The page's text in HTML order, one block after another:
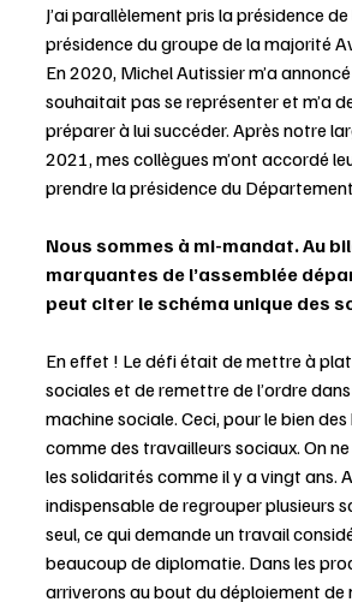
J’ai parallèlement pris la présidence
présidence du groupe de la majorité
En 2020, Michel Autissier m’a annoncé
souhaitait pas se représenter et m’a
préparer à lui succéder. Après notre
2021, mes collègues m’ont accordé
prendre la présidence du
Nous sommes à mi-mandat. Au
marquantes de l’assemblée
peut citer le schéma unique des
En effet ! Le défi était de mettre à
sociales et de remettre de l’ordre
machine sociale. Ceci, pour le bien
comme des travailleurs sociaux. On
les solidarités comme il y a vingt ans.
indispensable de regrouper plusieurs
seul, ce qui demande un travail
beaucoup de diplomatie. Dans les
arriverons au bout du déploiement de